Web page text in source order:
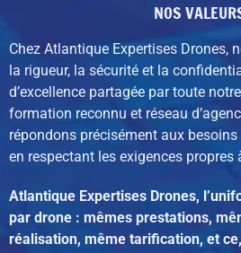
NOS
Chez Atlantique Expertises Drones,
la rigueur, la sécurité et la
d’excellence partagée par toute
formation reconnu et réseau
répondons précisément aux
en respectant les exigences propres
Atlantique Expertises Drones,
par drone : mêmes prestations,
réalisation, même tarification, et